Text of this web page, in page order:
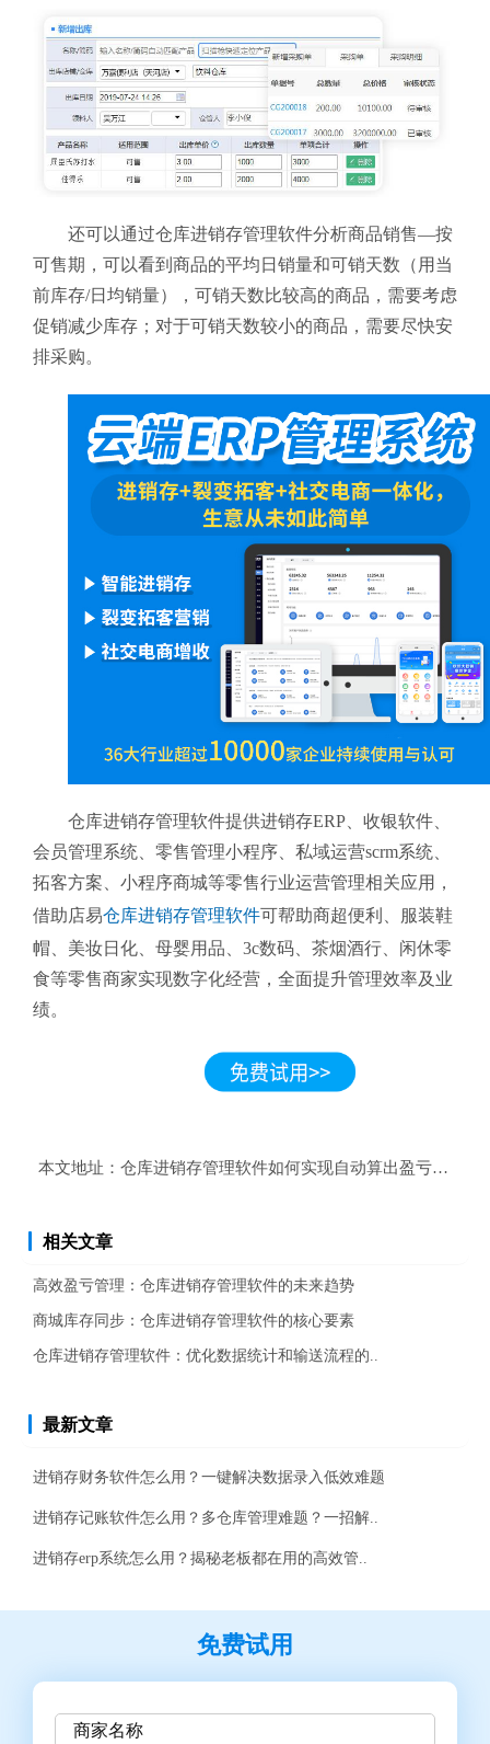
还可以通过仓库进销存管理软件分析商品销售—按
可售期，可以看到商品的平均日销量和可销天数（用当
前库存/日均销量），可销天数比较高的商品，需要考虑
促销减少库存；对于可销天数较小的商品，需要尽快安
排采购。
仓库进销存管理软件提供进销存ERP、收银软件、
会员管理系统、零售管理小程序、私域运营scrm系统、
拓客方案、小程序商城等零售行业运营管理相关应用，
借助店易仓库进销存管理软件可帮助商超便利、服装鞋
帽、美妆日化、母婴用品、3c数码、茶烟酒行、闲休零
食等零售商家实现数字化经营，全面提升管理效率及业
绩。
本文地址： 仓库进销存管理软件如何实现自动算出盈亏数量？
相关文章
高效盈亏管理：仓库进销存管理软件的未来趋势
商城库存同步：仓库进销存管理软件的核心要素
仓库进销存管理软件：优化数据统计和输送流程的..
最新文章
进销存财务软件怎么用？一键解决数据录入低效难题
进销存记账软件怎么用？多仓库管理难题？一招解..
进销存erp系统怎么用？揭秘老板都在用的高效管..
免费试用